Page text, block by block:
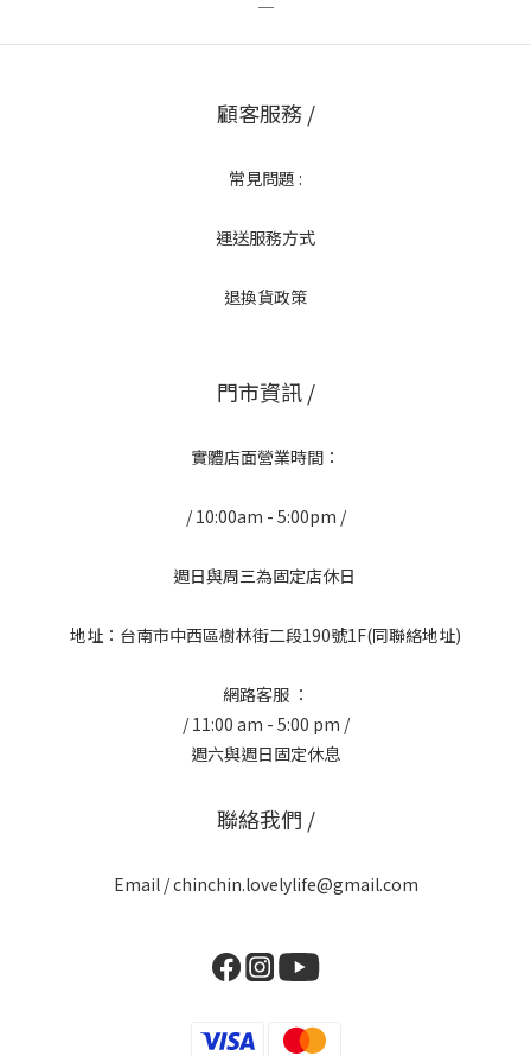
顧客服務 /
常見問題 :
運送服務方式
退換貨政策
門市資訊 /
實體店面營業時間：
/ 10:00am - 5:00pm /
週日與周三為固定店休日
地址：台南市中西區樹林街二段190號1F(同聯絡地址)
網路客服 ：
/ 11:00 am - 5:00 pm /
週六與週日固定休息
聯絡我們 /
Email / chinchin.lovelylife@gmail.com